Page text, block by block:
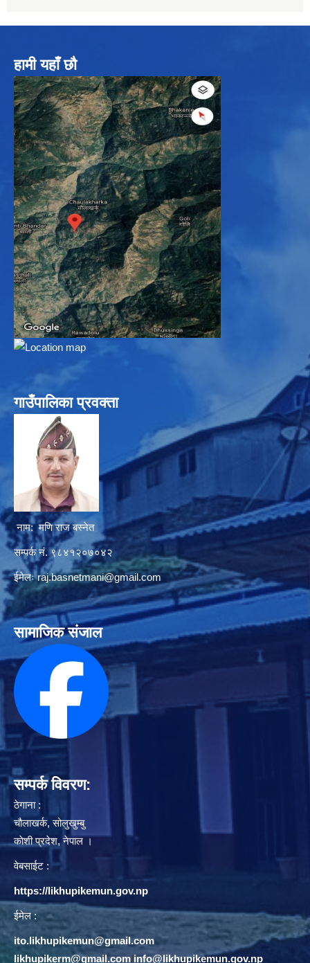
हामी यहाँ छौ
गाउँपालिका प्रवक्ता
नाम: मणि राज बस्नेत
सम्पर्क नं. ९८४१२०७०४२
ईमेलःraj.basnetmani@gmail.com
सामाजिक संजाल
सम्पर्क विवरण:
ठेगाना :
चौलाखर्क, सोलुखुम्बु
काेशी प्रदेश, नेपाल ।
वेबसाईट :
https://likhupikemun.gov.np
ईमेल :
ito.likhupikemun@gmail.com
likhupikerm@gmail.com/info@likhupikemun.gov.np